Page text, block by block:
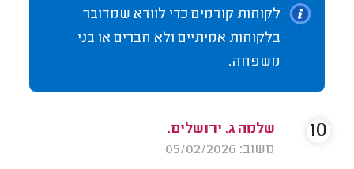
לקוחות קודמים כדי לוודא שמדובר
בלקוחות אמיתיים ולא חברים או בני
משפחה.
שלמה ג. ירושלים.
משוב: 05/02/2026
10